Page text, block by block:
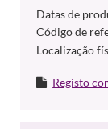
Datas de
Código de
Localização
Registo